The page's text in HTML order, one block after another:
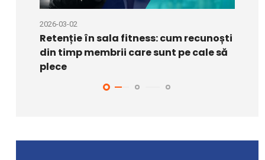
2026-03-02
Retenție în sala fitness: cum recunoști
din timp membrii care sunt pe cale să
plece